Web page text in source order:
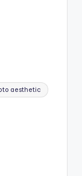
aesthetic